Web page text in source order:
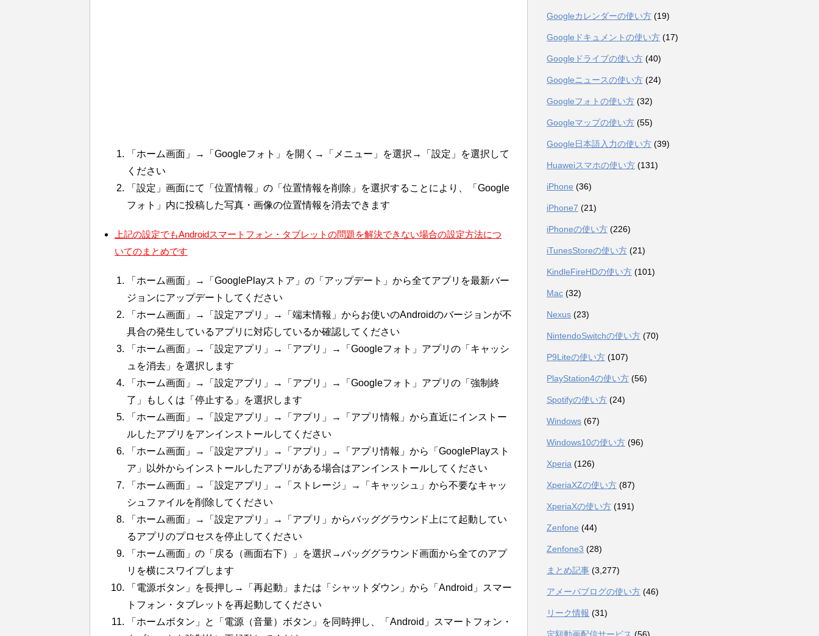
「ホーム画面」→「Googleフォト」を開く→「メニュー」を選択→「設定」を選択して
ください
「設定」画面にて「位置情報」の「位置情報を削除」を選択することにより、「Google
フォト」内に投稿した写真・画像の位置情報を消去できます
上記の設定でもAndroidスマートフォン・タブレットの問題を解決できない場合の設定方法につ
いてのまとめです
「ホーム画面」→「GooglePlayストア」の「アップデート」から全てアプリを最新バー
ジョンにアップデートしてください
「ホーム画面」→「設定アプリ」→「端末情報」からお使いのAndroidのバージョンが不
具合の発生しているアプリに対応しているか確認してください
「ホーム画面」→「設定アプリ」→「アプリ」→「Googleフォト」アプリの「キャッシ
ュを消去」を選択します
「ホーム画面」→「設定アプリ」→「アプリ」→「Googleフォト」アプリの「強制終
了」もしくは「停止する」を選択します
「ホーム画面」→「設定アプリ」→「アプリ」→「アプリ情報」から直近にインストー
ルしたアプリをアンインストールしてください
「ホーム画面」→「設定アプリ」→「アプリ」→「アプリ情報」から「GooglePlayスト
ア」以外からインストールしたアプリがある場合はアンインストールしてください
「ホーム画面」→「設定アプリ」→「ストレージ」→「キャッシュ」から不要なキャッ
シュファイルを削除してください
「ホーム画面」→「設定アプリ」→「アプリ」からバッググラウンド上にて起動してい
るアプリのプロセスを停止してください
「ホーム画面」の「戻る（画面右下）」を選択→バッググラウンド画面から全てのアプ
リを横にスワイプします
「電源ボタン」を長押し→「再起動」または「シャットダウン」から「Android」スマー
トフォン・タブレットを再起動してください
「ホームボタン」と「電源（音量）ボタン」を同時押し、「Android」スマートフォン・
Googleカレンダーの使い方 (19)
Googleドキュメントの使い方 (17)
Googleドライブの使い方 (40)
Googleニュースの使い方 (24)
Googleフォトの使い方 (32)
Googleマップの使い方 (55)
Google日本語入力の使い方 (39)
Huaweiスマホの使い方 (131)
iPhone (36)
iPhone7 (21)
iPhoneの使い方 (226)
iTunesStoreの使い方 (21)
KindleFireHDの使い方 (101)
Mac (32)
Nexus (23)
NintendoSwitchの使い方 (70)
P9Liteの使い方 (107)
PlayStation4の使い方 (56)
Spotifyの使い方 (24)
Windows (67)
Windows10の使い方 (96)
Xperia (126)
XperiaXZの使い方 (87)
XperiaXの使い方 (191)
Zenfone (44)
Zenfone3 (28)
まとめ記事 (3,277)
アメーバブログの使い方 (46)
リーク情報 (31)